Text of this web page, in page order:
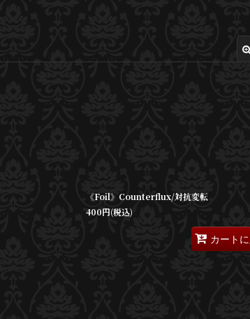
《Foil》Counterflux/対抗変転
400円(税込)
カート